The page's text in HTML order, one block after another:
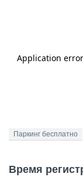
Паркинг бесплатно
Время